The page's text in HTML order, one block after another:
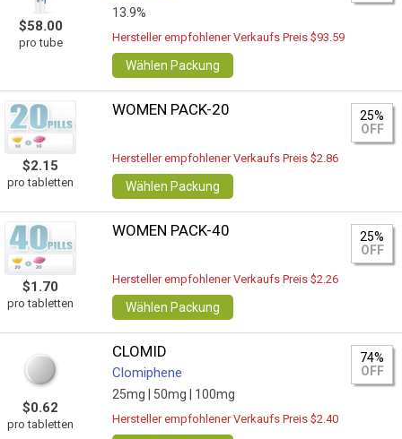
$58.00
pro tube
13.9%
Hersteller empfohlener Verkaufs Preis $93.59
Wählen Packung
$2.15
pro tabletten
WOMEN PACK-20
25%
OFF
Hersteller empfohlener Verkaufs Preis $2.86
Wählen Packung
$1.70
pro tabletten
WOMEN PACK-40
25%
OFF
Hersteller empfohlener Verkaufs Preis $2.26
Wählen Packung
$0.62
pro tabletten
CLOMID
Clomiphene
25mg | 50mg | 100mg
74%
OFF
Hersteller empfohlener Verkaufs Preis $2.40